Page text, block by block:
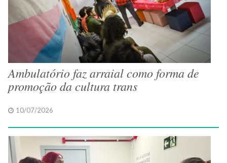
Ambulatório faz arraial como forma de
promoção da cultura trans
10/07/2026